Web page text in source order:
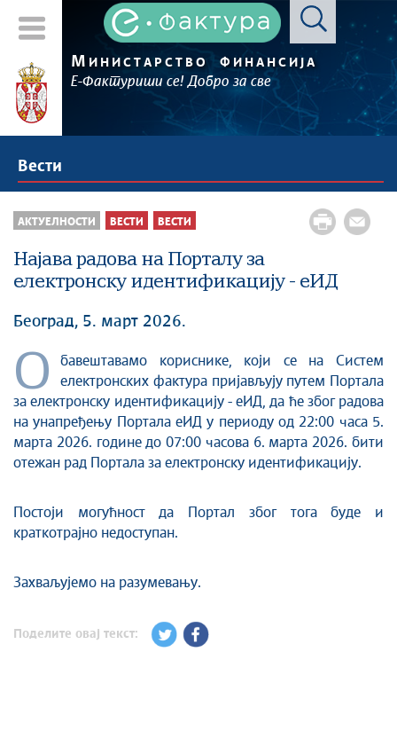
М ИНИСТАРСТВО ФИНАНСИЈА
Е-Фактуриши се! Добро за све
Вести
АКТУЕЛНОСТИ ВЕСТИ ВЕСТИ
Најава радова на Порталу за
електронску идентификацију - еИД
Београд, 5. март 2026.
О
бавештавамо кориснике, који се на Систем
електронских фактура пријављују путем Портала
за електронску идентификацију - еИД, да ће због радова
на унапређењу Портала еИД у периоду од 22:00 часа 5.
марта 2026. године до 07:00 часова 6. марта 2026. бити
отежан рад Портала за електронску идентификацију.
Постоји могућност да Портал због тога буде и
краткотрајно недоступан.
Захваљујемо на разумевању.
Поделите овај текст: